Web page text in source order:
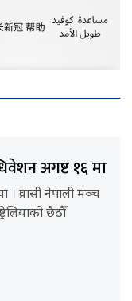
अगष्ट १६ मा
। प्रवासी नेपाली मञ्च
छैठौँ